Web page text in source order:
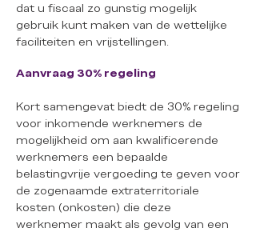
dat u fiscaal zo gunstig mogelijk
gebruik kunt maken van de wettelijke
faciliteiten en vrijstellingen.
Aanvraag 30% regeling
Kort samengevat biedt de 30% regeling
voor inkomende werknemers de
mogelijkheid om aan kwalificerende
werknemers een bepaalde
belastingvrije vergoeding te geven voor
de zogenaamde extraterritoriale
kosten (onkosten) die deze
werknemer maakt als gevolg van een